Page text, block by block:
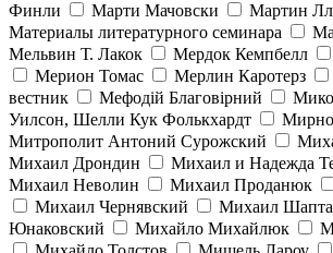
Финли
Марти Мачовски
Мартин
Материалы литературного семинара
Мельвин Т. Лакок
Мердок Кемпбелл
Мерион Томас
Мерлин Каротерз
вестник
Мефодій Благовірний
Уилсон, Шелли Кук Фолькхардт
Митрополит Антоний Сурожский
Михаил Дрондин
Михаил и Надежда
Михаил Неволин
Михаил Проданюк
Михаил Чернявский
Михаил
Юнаковский
Михайло Михайлюк